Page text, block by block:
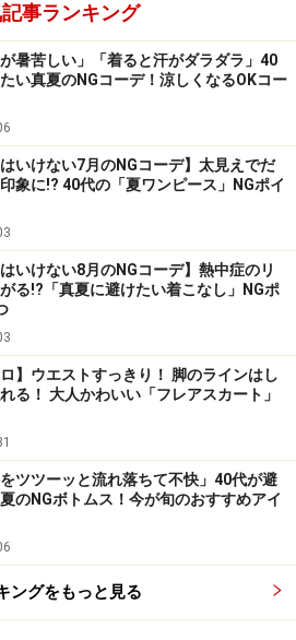
事ランキング
が暑苦しい」「着ると汗がダラダラ」40
い真夏のNGコーデ！涼しくなるOKコー
はいけない7月のNGコーデ】太見えでだ
象に!? 40代の「夏ワンピース」NGポイ
はいけない8月のNGコーデ】熱中症のリ
る!?「真夏に避けたい着こなし」NGポ
ロ】ウエストすっきり！ 脚のラインはし
る！ 大人かわいい「フレアスカート」
をツツーッと流れ落ちて不快」40代が避
のNGボトムス！今が旬のおすすめアイ
ングをもっと見る